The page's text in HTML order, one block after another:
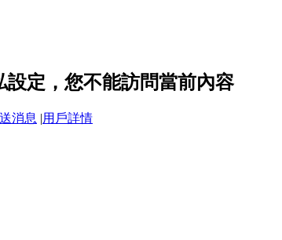
設定，您不能訪問當前內容
消息 |用戶詳情